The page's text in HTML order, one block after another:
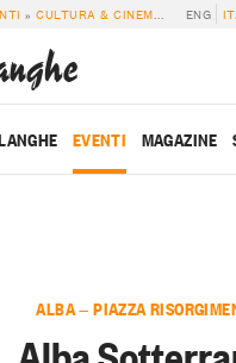
»CULTURA & CINEMA » ALBA
ENG
EVENTI MAGAZINE
ALBA — PIAZZA